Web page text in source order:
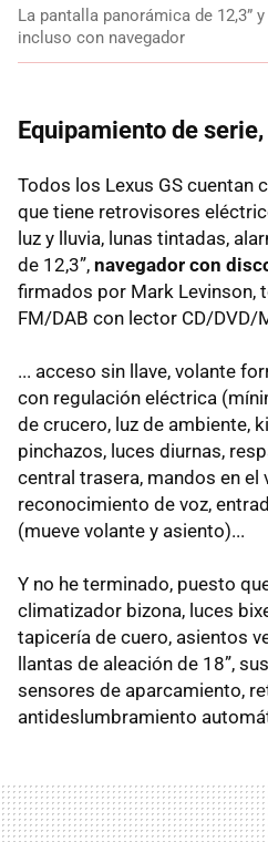
La pantalla panorámica de 12,3”
incluso con navegador
Equipamiento de
Todos los Lexus GS cuentan
que tiene retrovisores
luz y lluvia, lunas tintadas,
de 12,3”, navegador con
firmados por Mark Levinson,
FM/DAB con lector CD/DVD/
... acceso sin llave, volante
con regulación eléctrica
de crucero, luz de ambiente,
pinchazos, luces diurnas,
central trasera, mandos en el
reconocimiento de voz,
(mueve volante y asiento)...
Y no he terminado, puesto
climatizador bizona, luces
tapicería de cuero, asientos
llantas de aleación de 18”,
sensores de aparcamiento,
antideslumbramiento